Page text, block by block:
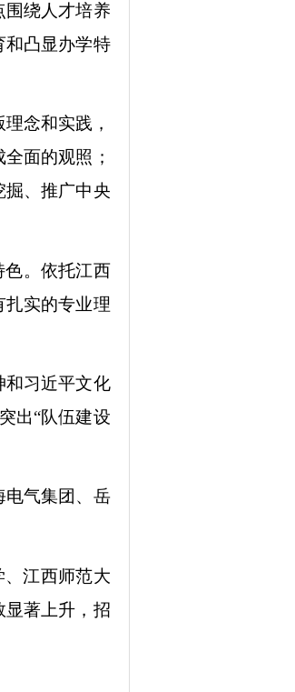
围绕人才培养
和凸显办学特
念和实践，
面的观照；
掘、推广中央
色。依托江西
扎实的专业理
和习近平文化
出“队伍建设
电气集团、岳
、江西师范大
显著上升，招